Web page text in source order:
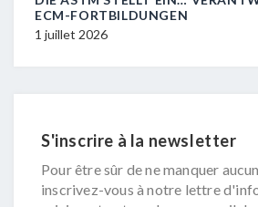
ECM-FORTBILDUNGEN
1 juillet 2026
S'inscrire à la newsletter
Pour être sûr de ne manquer
inscrivez-vous à notre lettre